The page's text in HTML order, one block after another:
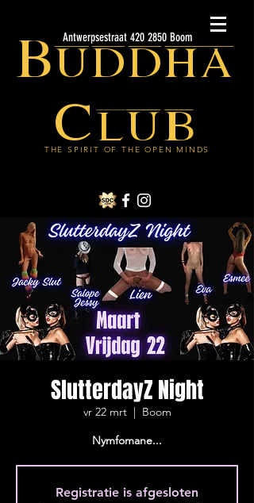
Buddha
Club
THE SPIRIT OF THE OPEN MINDS
Antwerpsestraat 420 2850 Boom
SlutterdayZ Night
vr 22 mrt
  |
Boom
Nymfomane...
Registratie is afgesloten